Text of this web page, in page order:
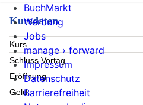
Kursdaten
Kurs
Schluss Vortag
Eröffnung
Geld
BuchMarkt
Werbung
Jobs
manage › forward
Impressum
Datenschutz
Barrierefreiheit